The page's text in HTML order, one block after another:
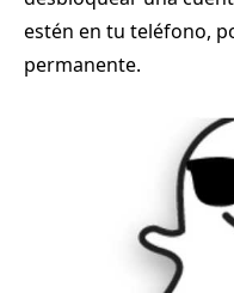
estén en tu teléfono,
permanente.